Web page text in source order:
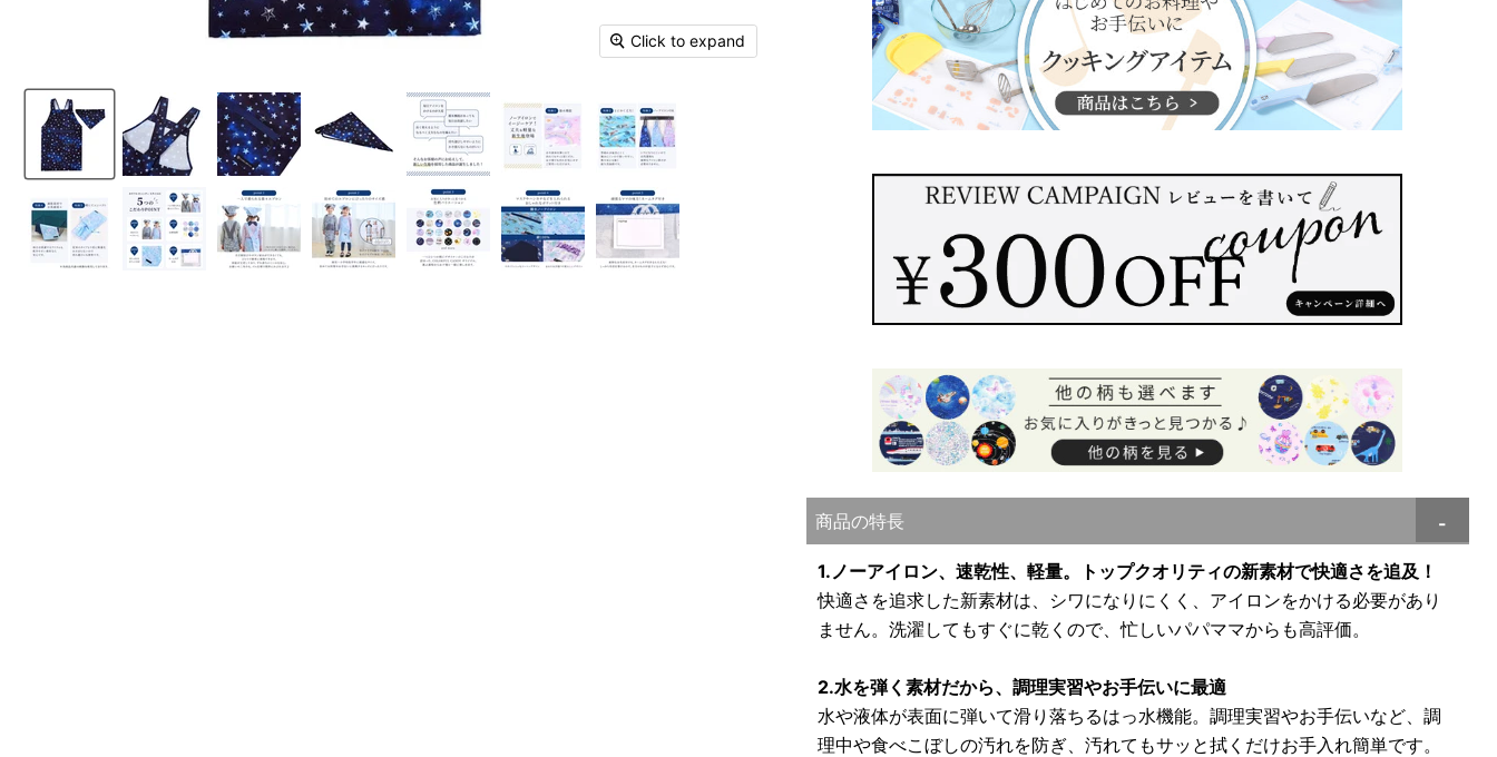
Click to expand
商品の特長
1.ノーアイロン、速乾性、軽量。トップクオリティの新素材で快適さを追及！
快適さを追求した新素材は、シワになりにくく、アイロンをかける必要があり
ません。洗濯してもすぐに乾くので、忙しいパパママからも高評価。
2.水を弾く素材だから、調理実習やお手伝いに最適
水や液体が表面に弾いて滑り落ちるはっ水機能。調理実習やお手伝いなど、調
理中や食べこぼしの汚れを防ぎ、汚れてもサッと拭くだけお手入れ簡単です。